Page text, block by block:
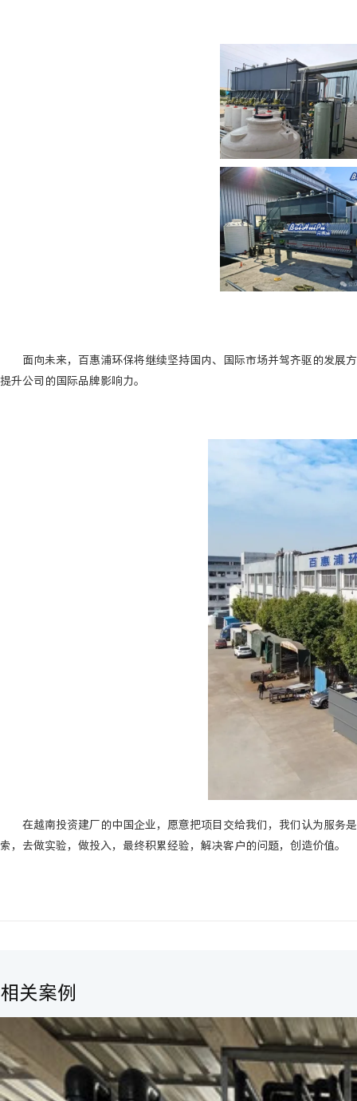
面向未来，百惠浦环保将继续坚持国内、国际市场并驾齐驱的发展方
提升公司的国际品牌影响力。
在越南投资建厂的中国企业，愿意把项目交给我们，我们认为服务
索，去做实验，做投入，最终积累经验，解决客户的问题，创造价值。
相关案例